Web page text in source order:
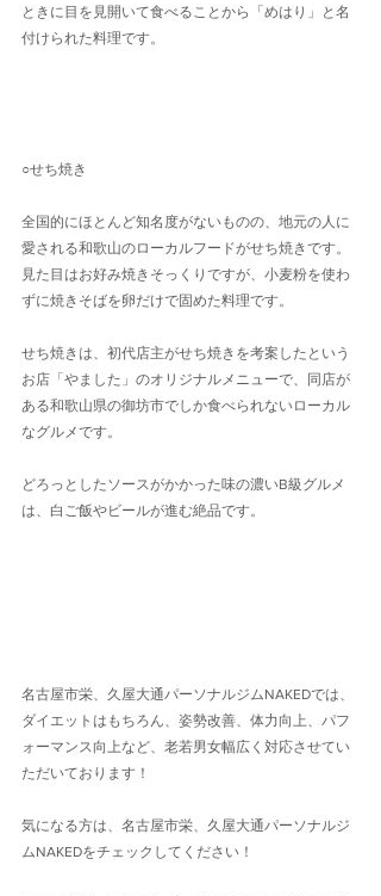
ときに目を見開いて食べることから「めはり」と名
付けられた料理です。
○せち焼き
全国的にほとんど知名度がないものの、地元の人に
愛される和歌山のローカルフードがせち焼きです。
見た目はお好み焼きそっくりですが、小麦粉を使わ
ずに焼きそばを卵だけで固めた料理です。
せち焼きは、初代店主がせち焼きを考案したという
お店「やました」のオリジナルメニューで、同店が
ある和歌山県の御坊市でしか食べられないローカル
なグルメです。
どろっとしたソースがかかった味の濃いB級グルメ
は、白ご飯やビールが進む絶品です。
名古屋市栄、久屋大通パーソナルジムNAKEDでは、
ダイエットはもちろん、姿勢改善、体力向上、パフ
ォーマンス向上など、老若男女幅広く対応させてい
ただいております！
気になる方は、名古屋市栄、久屋大通パーソナルジ
ムNAKEDをチェックしてください！